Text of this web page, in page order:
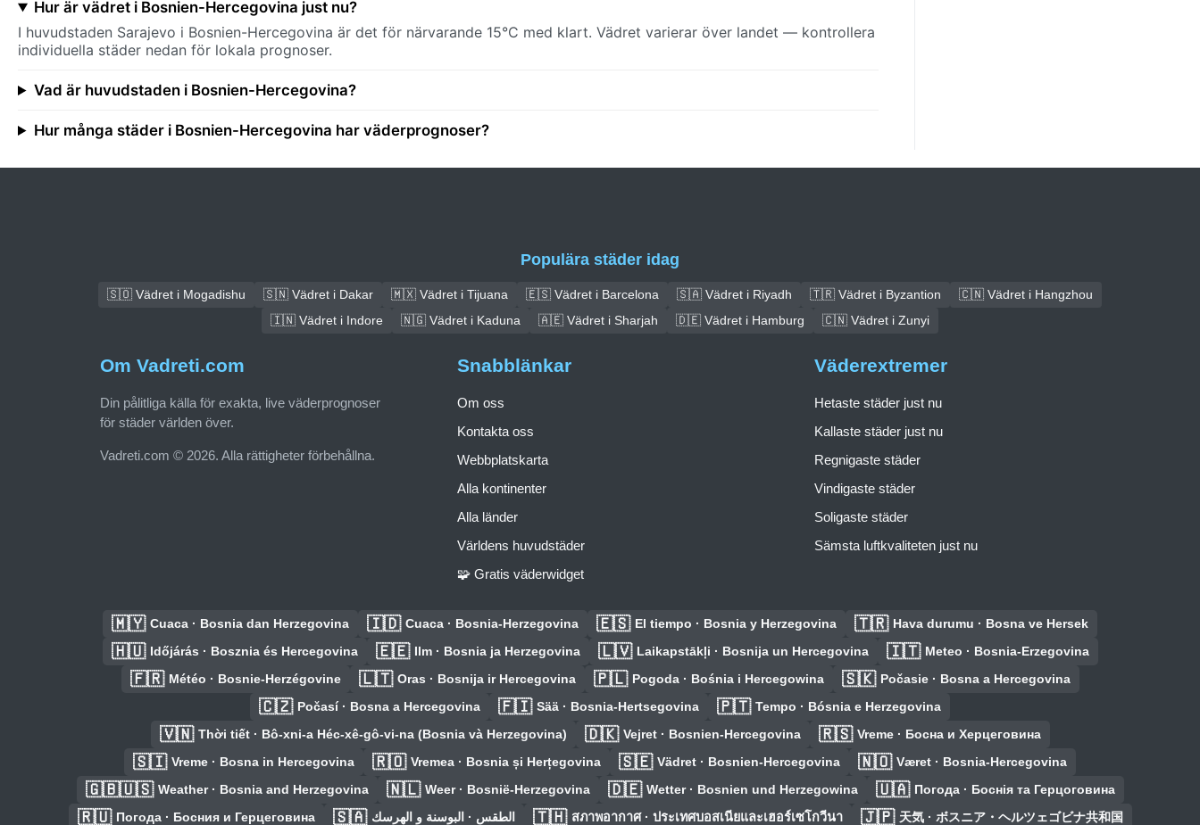
Hur är vädret i Bosnien-Hercegovina just nu?
I huvudstaden Sarajevo i Bosnien-Hercegovina är det för närvarande 15°C med klart. Vädret varierar över landet — kontrollera
individuella städer nedan för lokala prognoser.
Vad är huvudstaden i Bosnien-Hercegovina?
Hur många städer i Bosnien-Hercegovina har väderprognoser?
Populära städer idag
🇸🇴 Vädret i Mogadishu 🇸🇳 Vädret i Dakar 🇲🇽 Vädret i Tijuana 🇪🇸 Vädret i Barcelona 🇸🇦 Vädret i Riyadh 🇹🇷 Vädret i Byzantion
🇨🇳 Vädret i Hangzhou
🇮🇳 Vädret i Indore
🇳🇬 Vädret i Kaduna 🇦🇪 Vädret i Sharjah 🇩🇪 Vädret i Hamburg 🇨🇳 Vädret i Zunyi
Om Vadreti.com
Din pålitliga källa för exakta, live väderprognoser
för städer världen över.
Vadreti.com © 2026. Alla rättigheter förbehållna.
Snabblänkar
Om oss
Kontakta oss
Webbplatskarta
Alla kontinenter
Alla länder
Världens huvudstäder
🧩 Gratis väderwidget
Väderextremer
Hetaste städer just nu
Kallaste städer just nu
Regnigaste städer
Vindigaste städer
Soligaste städer
Sämsta luftkvaliteten just nu
🇲🇾 Cuaca · Bosnia dan Herzegovina 🇮🇩 Cuaca · Bosnia-Herzegovina 🇪🇸 El tiempo · Bosnia y Herzegovina 🇹🇷 Hava durumu · Bosna ve Hersek
🇭🇺 Időjárás · Bosznia és Hercegovina 🇪🇪 Ilm · Bosnia ja Herzegovina 🇱🇻 Laikapstākļi · Bosnija un Hercegovina 🇮🇹 Meteo · Bosnia-Erzegovina
🇫🇷 Météo · Bosnie-Herzégovine 🇱🇹 Oras · Bosnija ir Hercegovina 🇵🇱 Pogoda · Bośnia i Hercegowina 🇸🇰 Počasie · Bosna a Hercegovina
🇨🇿 Počasí · Bosna a Hercegovina 🇫🇮 Sää · Bosnia-Hertsegovina 🇵🇹 Tempo · Bósnia e Herzegovina
🇻🇳 Thời tiết · Bô-xni-a Héc-xê-gô-vi-na (Bosnia và Herzegovina) 🇩🇰 Vejret · Bosnien-Hercegovina 🇷🇸 Vreme · Босна и Херцеговина
🇸🇮 Vreme · Bosna in Hercegovina 🇷🇴 Vremea · Bosnia și Herțegovina 🇸🇪 Vädret · Bosnien-Hercegovina 🇳🇴 Været · Bosnia-Hercegovina
🇬🇧🇺🇸 Weather · Bosnia and Herzegovina 🇳🇱 Weer · Bosnië-Herzegovina 🇩🇪 Wetter · Bosnien und Herzegowina 🇺🇦 Погода · Боснія та Герцоговина
🇷🇺 Погода · Босния и Герцеговина 🇸🇦 الطقس · البوسنة و الهرسك 🇹🇭 สภาพอากาศ · ประเทศบอสเนียและเฮอร์เซโกวีนา 🇯🇵 天気 · ボスニア・ヘルツェゴビナ共和国